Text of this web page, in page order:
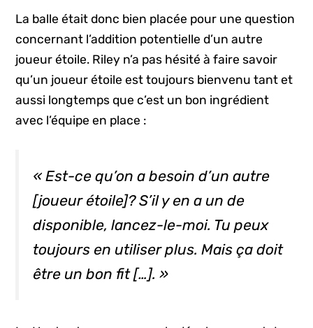
La balle était donc bien placée pour une question
concernant l’addition potentielle d’un autre
joueur étoile. Riley n’a pas hésité à faire savoir
qu’un joueur étoile est toujours bienvenu tant et
aussi longtemps que c’est un bon ingrédient
avec l’équipe en place :
« Est-ce qu’on a besoin d’un autre
[joueur étoile]? S’il y en a un de
disponible, lancez-le-moi. Tu peux
toujours en utiliser plus. Mais ça doit
être un bon fit[…]. »